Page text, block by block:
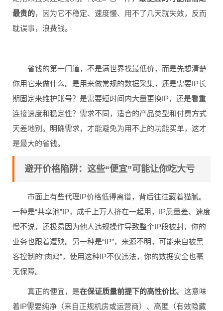
最贵的，因为它不稳定、速度慢、用不了几天就失效，反而
耽误事，浪费钱。
省钱的第一门道，不是满世界找最低价，而是先想清楚
你用它来做什么。是用来做常规的数据采集，还是需要IP长
期固定来维护账号？是需要短时间内大量更换IP，还是看重
连接速度和稳定性？需求不同，适合的产品类型和付费方式
天差地别。明确需求，才能避免为用不上的功能买单，这才
是最大的省钱。
避开价格陷阱：这些“便宜”可能让你吃大亏
市面上有些代理IP价格低得离谱，背后往往藏着猫腻。
一种是“共享池”IP，成千上万人挤在一起用，IP质量差、速度
慢不说，还极易因为他人违规操作导致整个IP段被封，你的
业务也跟着遭殃。另一种是“IP”，来源不明，可能来自被黑
客控制的“肉鸡”，使用这种IP不仅违法，你的数据安全也毫
无保障。
真正的便宜，是在保证质量前提下的高性价比。这意味
着IP需要纯净（来自正规机房或运营商）、高匿（有效隐藏